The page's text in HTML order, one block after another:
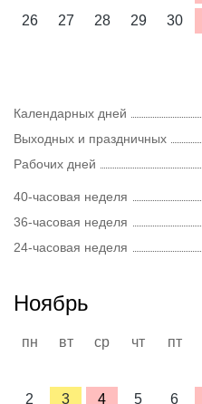
26
27 28 29 30
Календарных дней
Выходных и праздничных
Рабочих дней
40-часовая неделя
36-часовая неделя
24-часовая неделя
Ноябрь
пн вт ср чт пт
2
3 4 5 6